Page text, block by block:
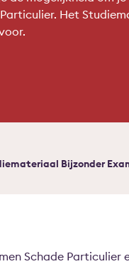
Het
Bijzonder
Schade Particulier